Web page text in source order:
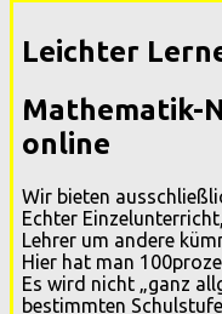
Leichter
Mathematik-
online
Wir bieten
Echter
Lehrer um andere
Hier hat man
Es wird nicht „ganz
bestimmten